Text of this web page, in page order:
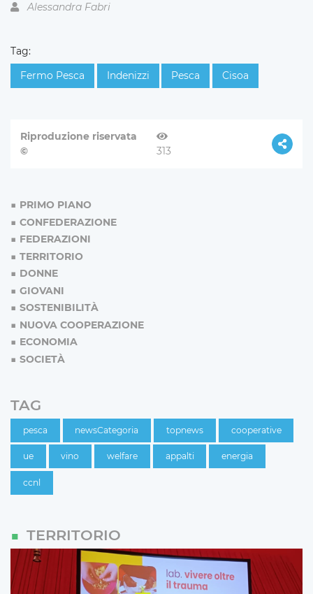
Alessandra Fabri
Tag:
Fermo Pesca
Indenizzi Pesca Cisoa
Riproduzione riservata
©
313
PRIMO PIANO
CONFEDERAZIONE
FEDERAZIONI
TERRITORIO
DONNE
GIOVANI
SOSTENIBILITÀ
NUOVA COOPERAZIONE
ECONOMIA
SOCIETÀ
TAG
pesca newsCategoria topnews cooperative
ue vino welfare appalti energia
ccnl
TERRITORIO